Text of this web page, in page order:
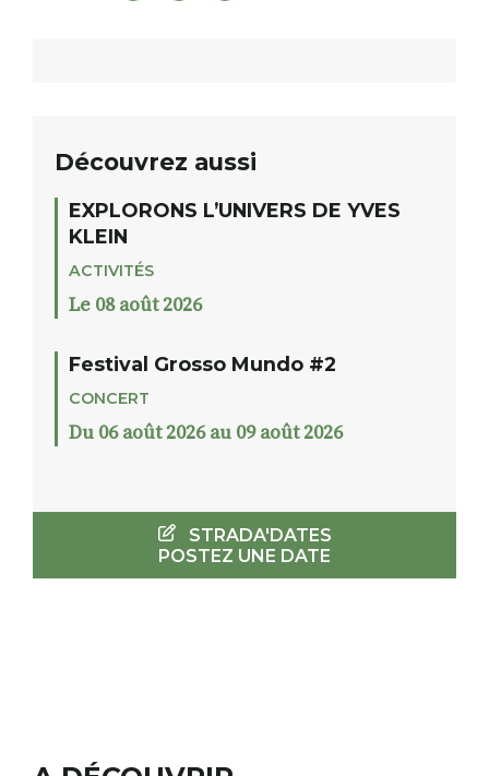
Découvrez aussi
EXPLORONS L’UNIVERS DE YVES
KLEIN
ACTIVITÉS
Le 08 août 2026
Festival Grosso Mundo #2
CONCERT
Du 06 août 2026 au 09 août 2026
STRADA'DATES
POSTEZ UNE DATE